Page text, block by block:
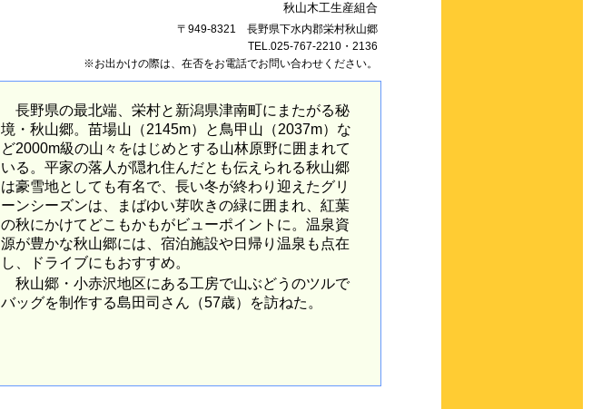
秋山木工生産組合
〒949-8321 長野県下水内郡栄村秋山郷
TEL.025-767-2210・2136
※お出かけの際は、在否をお電話でお問い合わせください。
長野県の最北端、栄村と新潟県津南町にまたがる秘
境・秋山郷。苗場山（2145m）と鳥甲山（2037m）な
ど2000m級の山々をはじめとする山林原野に囲まれて
いる。平家の落人が隠れ住んだとも伝えられる秋山郷
は豪雪地としても有名で、長い冬が終わり迎えたグリ
ーンシーズンは、まばゆい芽吹きの緑に囲まれ、紅葉
の秋にかけてどこもかもがビューポイントに。温泉資
源が豊かな秋山郷には、宿泊施設や日帰り温泉も点在
し、ドライブにもおすすめ。
秋山郷・小赤沢地区にある工房で山ぶどうのツルで
バッグを制作する島田司さん（57歳）を訪ねた。